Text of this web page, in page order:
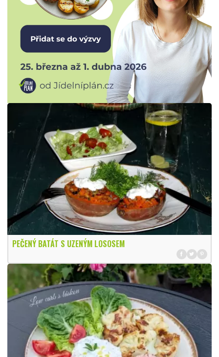
PEČENÝ BATÁT S UZENÝM LOSOSEM